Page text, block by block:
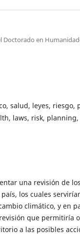
Doctorado en
salud, leyes, riesgo,
laws, risk,
una revisión de
los cuales
climático, y en
que permitiría
a las posibles